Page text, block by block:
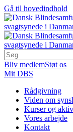
Gå til hovedindhold
Bliv medlemStøt os
Mit DBS
Rådgivning
Viden om
Kurser og
Vores arbejde
Kontakt